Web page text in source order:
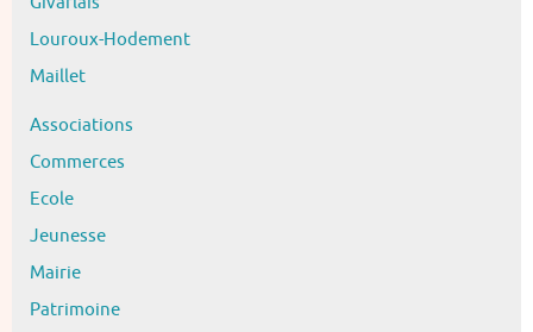
Louroux-Hodement
Maillet
Associations
Commerces
Ecole
Jeunesse
Mairie
Patrimoine